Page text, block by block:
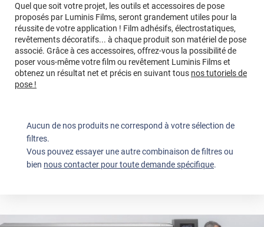
Quel que soit votre projet, les outils et accessoires de pose
proposés par Luminis Films, seront grandement utiles pour la
réussite de votre application ! Film adhésifs, électrostatiques,
revêtements décoratifs... à chaque produit son matériel de pose
associé. Grâce à ces accessoires, offrez-vous la possibilité de
poser vous-même votre film ou revêtement Luminis Films et
obtenez un résultat net et précis en suivant tous nos tutoriels de
pose !
Aucun de nos produits ne correspond à votre sélection de
filtres.
Vous pouvez essayer une autre combinaison de filtres ou
bien nous contacter pour toute demande spécifique.